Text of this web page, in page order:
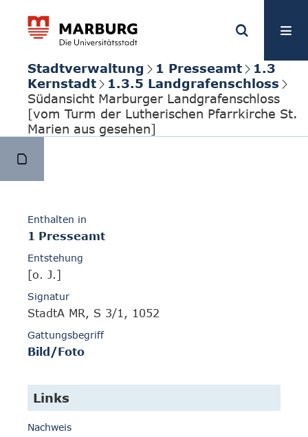
Stadtverwaltung 1 Presseamt
1.3
Kernstadt
1.3.5 Landgrafenschloss
Südansicht Marburger Landgrafenschloss
[vom Turm der Lutherischen Pfarrkirche St.
Marien aus gesehen]
Enthalten in
1 Presseamt
Entstehung
[o. J.]
Signatur
StadtA MR, S 3/1, 1052
Gattungsbegriff
Bild/Foto
Links
Nachweis